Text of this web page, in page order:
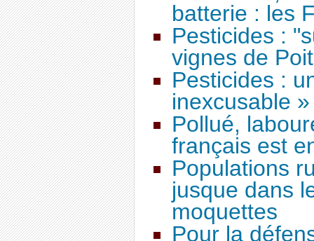
batterie : les
Pesticides :
vignes de
Pesticides :
inexcusable
Pollué,
français est
Populations
jusque dans
moquettes
Pour la